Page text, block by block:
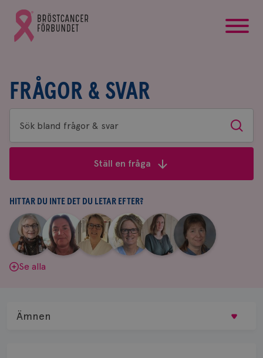
Gå
till
Bröstcancerförbundets
FRÅGOR & SVAR
Sök
bland
&
svar
Sök
Ställ en fråga
HITTAR DU INTE DET DU LETAR EFTER?
Aina
Johnsson
|
Anne
Andersson
Fredrika
Killander
|
Jeanette
Bäcklund
|
Maria
Edegran
|
Yvette
Andersson
Se alla
Ämnen